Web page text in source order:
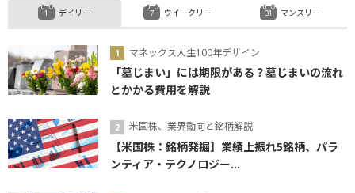
デイリー
マネックス人生100年デザイン
「墓じまい」には期限がある？墓じまいの流れ
とかかる費用を解説
米国株、業界動向と銘柄解説
【米国株：銘柄発掘】業績上振れ5銘柄、パラ
ンティア・テクノロジー...
ウイークリー マンスリー